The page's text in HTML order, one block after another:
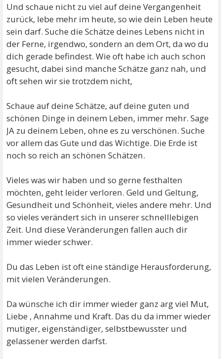
Und schaue nicht zu viel auf deine Vergangenheit
zurück, lebe mehr im heute, so wie dein Leben heute
sein darf. Suche die Schätze deines Lebens nicht in
der Ferne, irgendwo, sondern an dem Ort, da wo du
dich gerade befindest. Wie oft habe ich auch schon
gesucht, dabei sind manche Schätze ganz nah, und
oft sehen wir sie trotzdem nicht,
Schaue auf deine Schätze, auf deine guten und
schönen Dinge in deinem Leben, immer mehr. Sage
JA zu deinem Leben, ohne es zu verschönen. Suche
vor allem das Gute und das Wichtige. Die Erde ist
noch so reich an schönen Schätzen.
Vieles was wir haben und so gerne festhalten
möchten, geht leider verloren. Geld und Geltung,
Gesundheit und Schönheit, vieles andere mehr. Und
so vieles verändert sich in unserer schnelllebigen
Zeit. Und diese Veränderungen fallen auch dir
immer wieder schwer.
Du das Leben ist oft eine ständige Herausforderung,
mit vielen Veränderungen.
Da wünsche ich dir immer wieder ganz arg viel Mut,
Liebe , Annahme und Kraft. Das du da immer wieder
mutiger, eigenständiger, selbstbewusster und
gelassener werden darfst.